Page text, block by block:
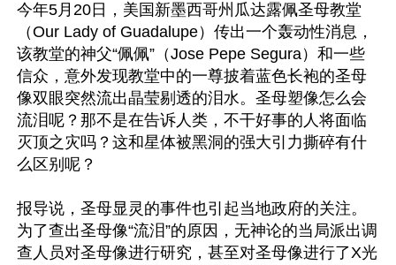
今年5月20日，美国新墨西哥州瓜达露佩圣母教堂
（Our Lady of Guadalupe）传出一个轰动性消息，
该教堂的神父“佩佩”（Jose Pepe Segura）和一些
信众，意外发现教堂中的一尊披着蓝色长袍的圣母
像双眼突然流出晶莹剔透的泪水。圣母塑像怎么会
流泪呢？那不是在告诉人类，不干好事的人将面临
灭顶之灾吗？这和星体被黑洞的强大引力撕碎有什
么区别呢？
报导说，圣母显灵的事件也引起当地政府的关注。
为了查出圣母像“流泪”的原因，无神论的当局派出调
查人员对圣母像进行研究，甚至对圣母像进行了X光